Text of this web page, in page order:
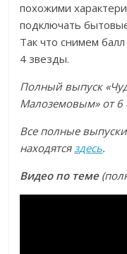
похожими
подключать
Так что снимем
4 звезды.
Полный выпуск
Малоземовым» от 6
Все полные
находятсяздесь.
Видео по теме